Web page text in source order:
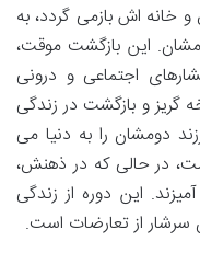
خانه اش بازمی گردد، به
این بازگشت موقت،
اجتماعی و درونی
و بازگشت در زندگی
دومشان را به دنیا می
در حالی که در ذهنش،
این دوره از زندگی
سرشار از تعارضات است.